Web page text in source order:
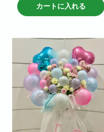
W80
カートに入れる